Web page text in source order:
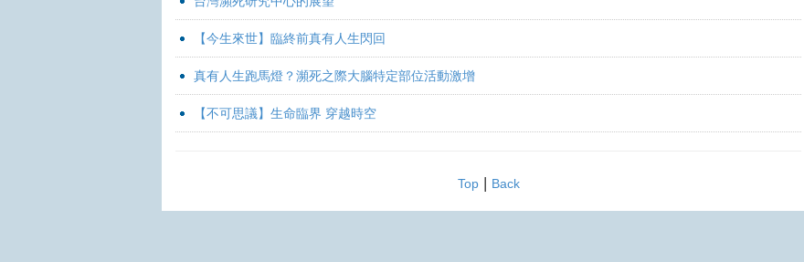
【今生來世】臨終前真有人生閃回
真有人生跑馬燈？瀕死之際大腦特定部位活動激增
【不可思議】生命臨界 穿越時空
Top| Back